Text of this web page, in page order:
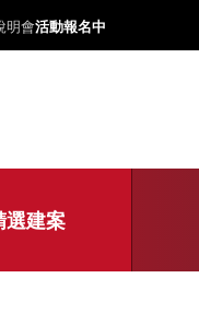
明會活動報名中
選建案